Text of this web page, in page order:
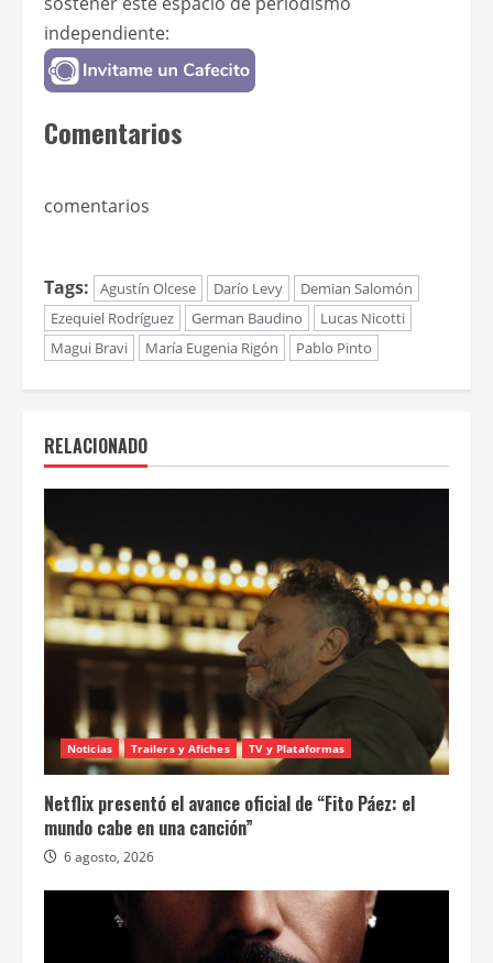
independiente:
Comentarios
comentarios
Tags: Agustín Olcese Darío Levy
Demian Salomón
Ezequiel Rodríguez
German Baudino
Lucas Nicotti
Magui Bravi
María Eugenia Rigón Pablo Pinto
RELACIONADO
Noticias Trailers y Afiches TV y Plataformas
Netflix presentó el avance oficial de “Fito Páez: el
mundo cabe en una canción”
6 agosto, 2026